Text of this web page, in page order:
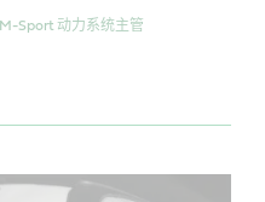
M-Sport 动力系统主管